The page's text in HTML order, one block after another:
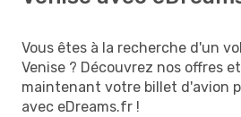
Vous êtes à la recherche d'un
Venise ? Découvrez nos offres
maintenant votre billet d'avion
avec eDreams.fr !